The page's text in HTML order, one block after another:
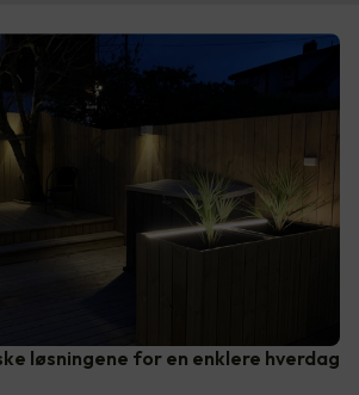
løsningene for en enklere hverdag